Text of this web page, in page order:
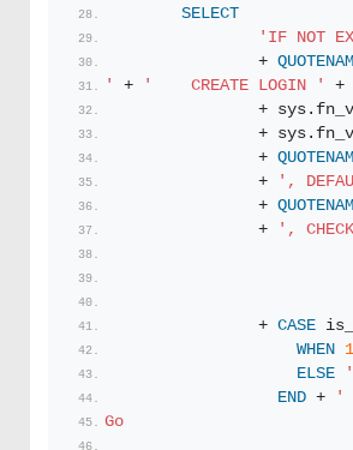
SELECT
'IF NOT
                +
'
+ '    CREATE LOGIN ' +
+
+
                +
                +
',
                +
                +
',
                +
CASE
WHEN 1
ELSE
END +
'
Go